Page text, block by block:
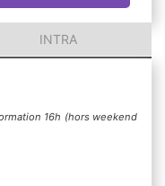
INTRA
16h (hors weekend